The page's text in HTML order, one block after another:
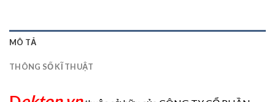
MÔ TẢ
THÔNG SỐ KĨ THUẬT